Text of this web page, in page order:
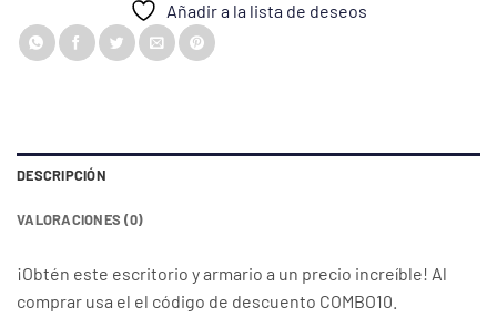
Añadir a la lista de deseos
DESCRIPCIÓN
VALORACIONES (0)
¡Obtén este escritorio y armario a un precio increíble! Al
comprar usa el el código de descuento COMBO10.